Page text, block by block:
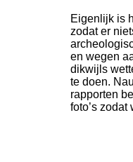
Eigenlijk is
zodat er
en wegen
dikwijls
te doen.
rapporten
foto’s